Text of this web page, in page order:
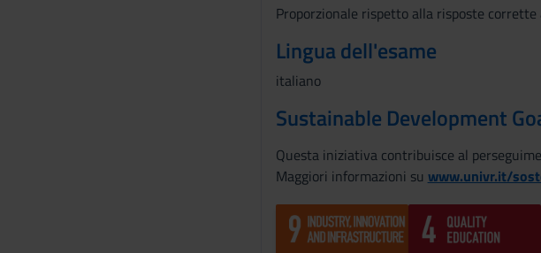
Proporzionale rispetto alla risposte corrette
Lingua dell'esame
italiano
Sustainable Development
Questa iniziativa contribuisce al
Maggiori informazioni su www.univr.it/